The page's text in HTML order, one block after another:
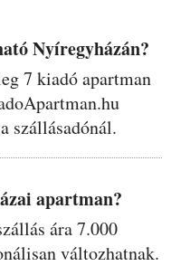
Nyíregyházán?
7 kiadó apartman
szállásadónál.
apartman?
ára 7.000
változhatnak.